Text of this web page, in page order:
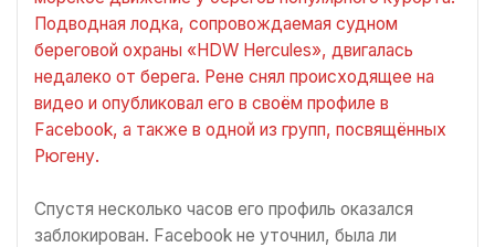
Подводная лодка, сопровождаемая судном
береговой охраны «HDW Hercules», двигалась
недалеко от берега. Рене снял происходящее на
видео и опубликовал его в своём профиле в
Facebook, а также в одной из групп, посвящённых
Рюгену.
Спустя несколько часов его профиль оказался
заблокирован. Facebook не уточнил, была ли